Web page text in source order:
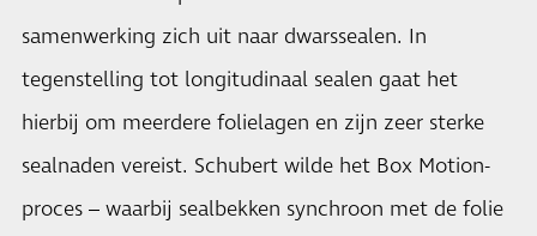
samenwerking zich uit naar dwarssealen. In
tegenstelling tot longitudinaal sealen gaat het
hierbij om meerdere folielagen en zijn zeer sterke
sealnaden vereist. Schubert wilde het Box Motion-
proces – waarbij sealbekken synchroon met de folie